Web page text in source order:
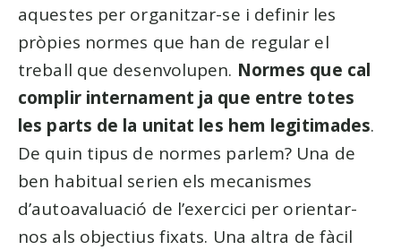
aquestes per organitzar-se i definir les
pròpies normes que han de regular el
treball que desenvolupen. Normes que cal
complir internament ja que entre totes
les parts de la unitat les hem legitimades.
De quin tipus de normes parlem? Una de
ben habitual serien els mecanismes
d’autoavaluació de l’exercici per orientar-
nos als objectius fixats. Una altra de fàcil